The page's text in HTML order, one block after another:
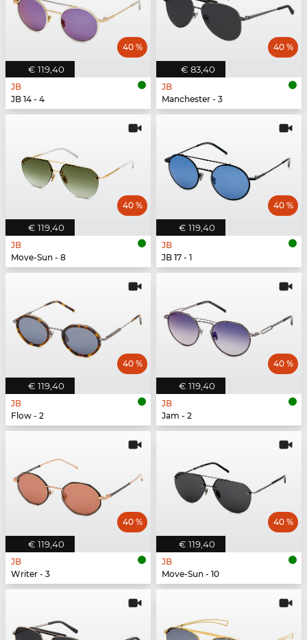
€ 119,40
40 %
JB
JB 14 - 4
€ 83,40
40 %
JB
Manchester - 3
€ 119,40
40 %
JB
Move-Sun - 8
€ 119,40
40 %
JB
JB 17 - 1
€ 119,40
40 %
JB
Flow - 2
€ 119,40
40 %
JB
Jam - 2
€ 119,40
40 %
JB
Writer - 3
€ 119,40
40 %
JB
Move-Sun - 10